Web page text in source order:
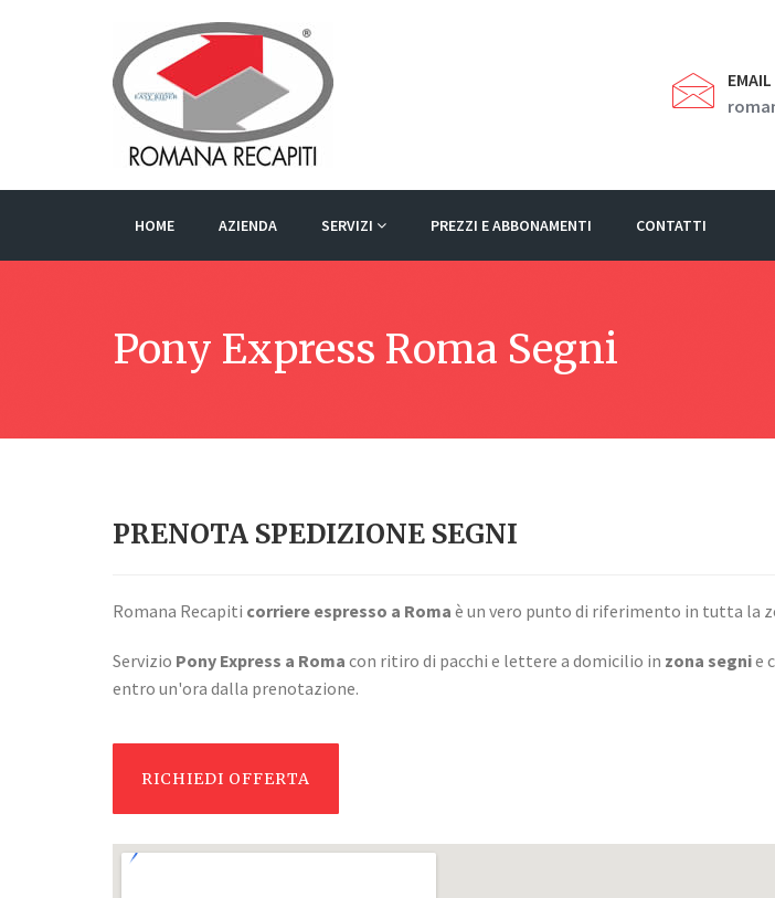
EMAIL
HOME AZIENDA SERVIZI PREZZI E ABBONAMENTI CONTATTI
Pony Express Roma Segni
PRENOTA SPEDIZIONE SEGNI
Romana Recapiti corriere espresso a Roma è un vero punto di riferimento in tutta la
Servizio Pony Express a Roma con ritiro di pacchi e lettere a domicilio in zona segnie
entro un'ora dalla prenotazione.
RICHIEDI OFFERTA